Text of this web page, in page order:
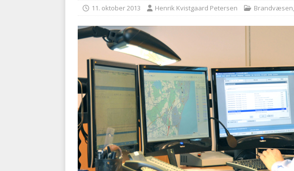
[ 4. august 2026 ] Brandvæsenerne brugte lidt
[ 7. august 2026 ]
Branche kræver at
nødsporet
11. oktober 2013 Henrik Kvistgaard Petersen Brandvæsen,